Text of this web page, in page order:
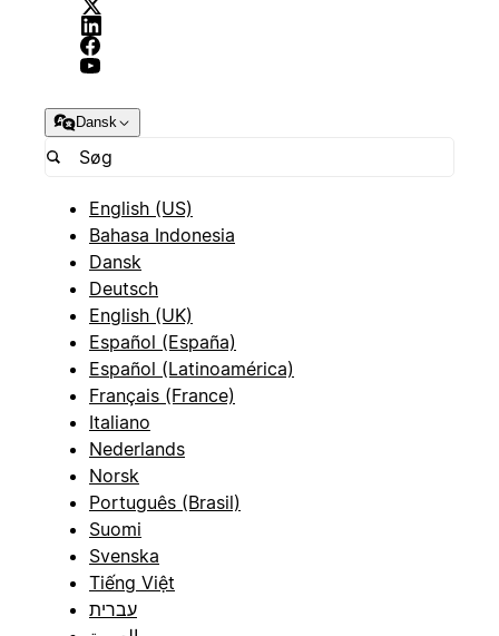
Dansk
English (US)
Bahasa Indonesia
Dansk
Deutsch
English (UK)
Español (España)
Español (Latinoamérica)
Français (France)
Italiano
Nederlands
Norsk
Português (Brasil)
Suomi
Svenska
Tiếng Việt
עברית